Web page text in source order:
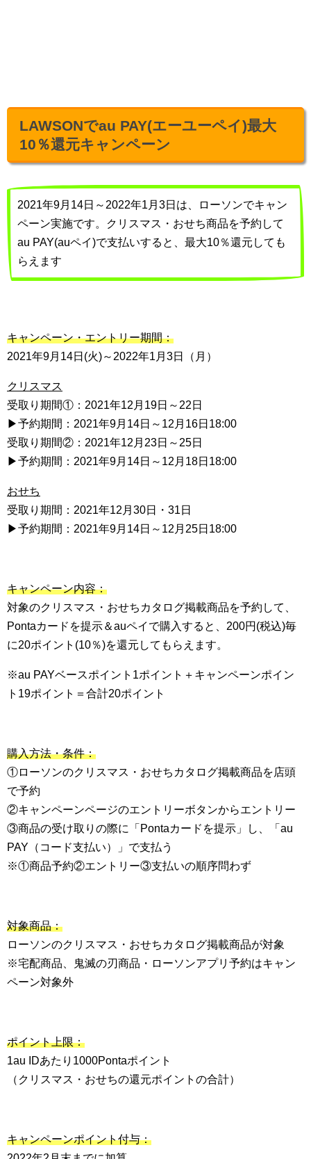
LAWSONでau PAY(エーユーペイ)最大
10％還元キャンペーン
2021年9月14日～2022年1月3日は、ローソンでキャン
ペーン実施です。クリスマス・おせち商品を予約して
au PAY(auペイ)で支払いすると、最大10％還元しても
らえます
キャンペーン・エントリー期間：
2021年9月14日(火)～2022年1月3日（月）
クリスマス
受取り期間①：2021年12月19日～22日
▶予約期間：2021年9月14日～12月16日18:00
受取り期間②：2021年12月23日～25日
▶予約期間：2021年9月14日～12月18日18:00
おせち
受取り期間：2021年12月30日・31日
▶予約期間：2021年9月14日～12月25日18:00
キャンペーン内容：
対象のクリスマス・おせちカタログ掲載商品を予約して、
Pontaカードを提示＆auペイで購入すると、200円(税込)毎
に20ポイント(10％)を還元してもらえます。
※au PAYベースポイント1ポイント＋キャンペーンポイン
ト19ポイント＝合計20ポイント
購入方法・条件：
①ローソンのクリスマス・おせちカタログ掲載商品を店頭
で予約
②キャンペーンページのエントリーボタンからエントリー
③商品の受け取りの際に「Pontaカードを提示」し、「au
PAY（コード支払い）」で支払う
※①商品予約②エントリー③支払いの順序問わず
対象商品：
ローソンのクリスマス・おせちカタログ掲載商品が対象
※宅配商品、鬼滅の刃商品・ローソンアプリ予約はキャン
ペーン対象外
ポイント上限：
1au IDあたり1000Pontaポイント
（クリスマス・おせちの還元ポイントの合計）
キャンペーンポイント付与：